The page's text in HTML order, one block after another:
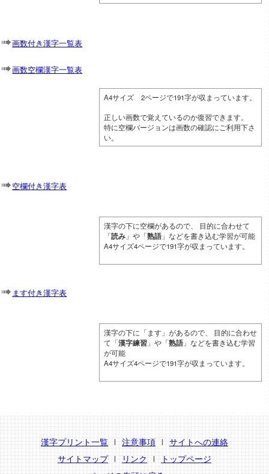
画数付き漢字一覧表
画数空欄漢字一覧表
A4サイズ 2ページで191字が収まっています。
正しい画数で覚えているのか復習できます。
特に空欄バージョンは画数の確認にご利用下さ
い。
空欄付き漢字表
漢字の下に空欄があるので、 目的に合わせて
「読み」や「熟語」などを書き込む学習が可能
A4サイズ4ページで191字が収まっています。
ます付き漢字表
漢字の下に「ます」があるので、 目的に合わせ
て「漢字練習」や「熟語」などを書き込む学習
が可能
A4サイズ4ページで191字が収まっています。
漢字プリント一覧 l 注意事項 l サイトへの連絡
サイトマップ l リンク l
トップページ